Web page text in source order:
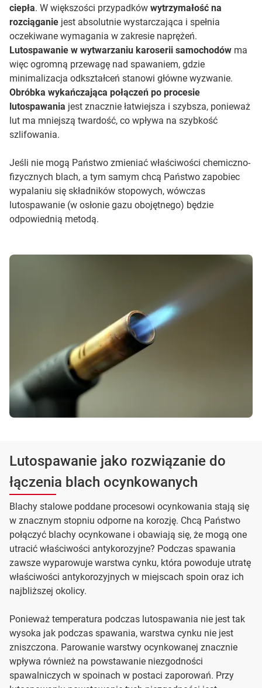
ciepła. W większości przypadków wytrzymałość na
rozciąganie jest absolutnie wystarczająca i spełnia
oczekiwane wymagania w zakresie naprężeń.
Lutospawanie w wytwarzaniu karoserii samochodów ma
więc ogromną przewagę nad spawaniem, gdzie
minimalizacja odkształceń stanowi główne wyzwanie.
Obróbka wykańczająca połączeń po procesie
lutospawania jest znacznie łatwiejsza i szybsza, ponieważ
lut ma mniejszą twardość, co wpływa na szybkość
szlifowania.
Jeśli nie mogą Państwo zmieniać właściwości chemiczno-
fizycznych blach, a tym samym chcą Państwo zapobiec
wypalaniu się składników stopowych, wówczas
lutospawanie (w osłonie gazu obojętnego) będzie
odpowiednią metodą.
Lutospawanie jako rozwiązanie do
łączenia blach ocynkowanych
Blachy stalowe poddane procesowi ocynkowania stają się
w znacznym stopniu odporne na korozję. Chcą Państwo
połączyć blachy ocynkowane i obawiają się, że mogą one
utracić właściwości antykorozyjne? Podczas spawania
zawsze wyparowuje warstwa cynku, która powoduje utratę
właściwości antykorozyjnych w miejscach spoin oraz ich
najbliższej okolicy.
Ponieważ temperatura podczas lutospawania nie jest tak
wysoka jak podczas spawania, warstwa cynku nie jest
zniszczona. Parowanie warstwy ocynkowanej znacznie
wpływa również na powstawanie niezgodności
spawalniczych w spoinach w postaci zaporowań. Przy